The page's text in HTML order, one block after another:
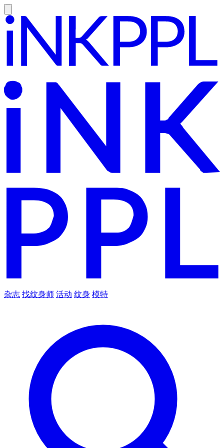
杂志 找纹身师 活动 纹身 模特